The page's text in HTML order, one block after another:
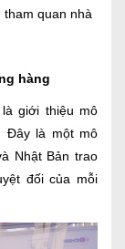
tham quan nhà
hàng
giới thiệu mô
Đây là một mô
Nhật Bản trao
đối của mỗi